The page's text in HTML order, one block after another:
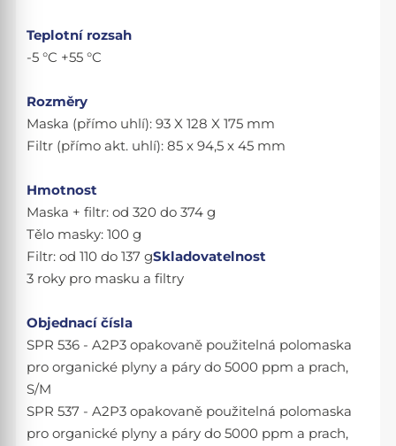
Teplotní rozsah
-5 °C +55 °C
Rozměry
Maska (přímo uhlí): 93 X 128 X 175 mm
Filtr (přímo akt. uhlí): 85 x 94,5 x 45 mm
Hmotnost
Maska + filtr: od 320 do 374 g
Tělo masky: 100 g
Filtr: od 110 do 137 gSkladovatelnost
3 roky pro masku a filtry
Objednací čísla
SPR 536 - A2P3 opakovaně použitelná polomaska
pro organické plyny a páry do 5000 ppm a prach,
S/M
SPR 537 - A2P3 opakovaně použitelná polomaska
pro organické plyny a páry do 5000 ppm a prach,